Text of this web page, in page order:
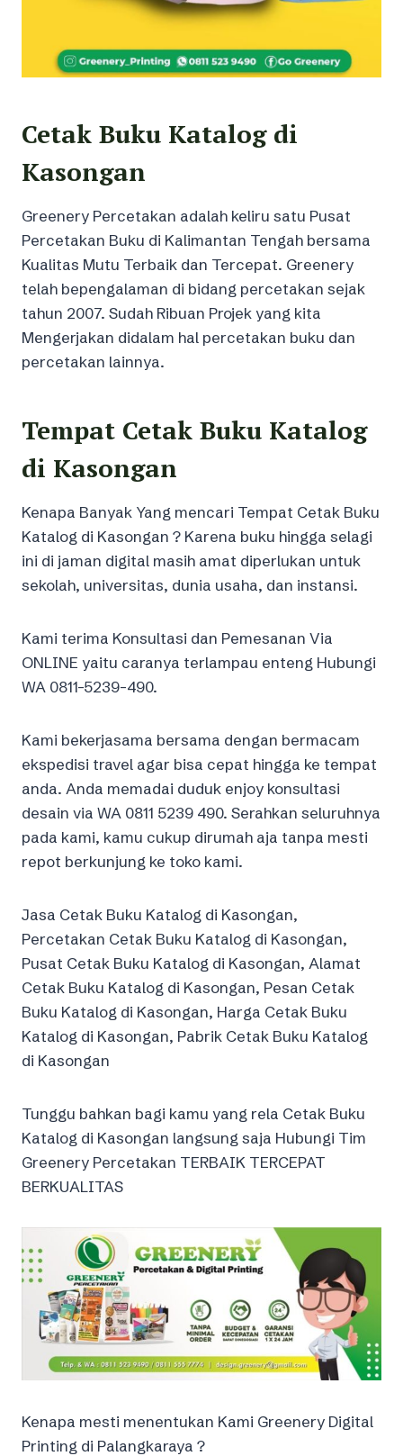
Cetak Buku Katalog di
Kasongan
Greenery Percetakan adalah keliru satu Pusat
Percetakan Buku di Kalimantan Tengah bersama
Kualitas Mutu Terbaik dan Tercepat. Greenery
telah bepengalaman di bidang percetakan sejak
tahun 2007. Sudah Ribuan Projek yang kita
Mengerjakan didalam hal percetakan buku dan
percetakan lainnya.
Tempat Cetak Buku Katalog
di Kasongan
Kenapa Banyak Yang mencari Tempat Cetak Buku
Katalog di Kasongan ? Karena buku hingga selagi
ini di jaman digital masih amat diperlukan untuk
sekolah, universitas, dunia usaha, dan instansi.
Kami terima Konsultasi dan Pemesanan Via
ONLINE yaitu caranya terlampau enteng Hubungi
WA 0811-5239-490.
Kami bekerjasama bersama dengan bermacam
ekspedisi travel agar bisa cepat hingga ke tempat
anda. Anda memadai duduk enjoy konsultasi
desain via WA 0811 5239 490. Serahkan seluruhnya
pada kami, kamu cukup dirumah aja tanpa mesti
repot berkunjung ke toko kami.
Jasa Cetak Buku Katalog di Kasongan,
Percetakan Cetak Buku Katalog di Kasongan,
Pusat Cetak Buku Katalog di Kasongan, Alamat
Cetak Buku Katalog di Kasongan, Pesan Cetak
Buku Katalog di Kasongan, Harga Cetak Buku
Katalog di Kasongan, Pabrik Cetak Buku Katalog
di Kasongan
Tunggu bahkan bagi kamu yang rela Cetak Buku
Katalog di Kasongan langsung saja Hubungi Tim
Greenery Percetakan TERBAIK TERCEPAT
BERKUALITAS
Kenapa mesti menentukan Kami Greenery Digital
Printing di Palangkaraya ?